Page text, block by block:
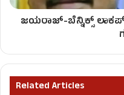
ಜಯರಾಜ್-ಬೆನ್ನಿಕ್ಸ್
Related Articles